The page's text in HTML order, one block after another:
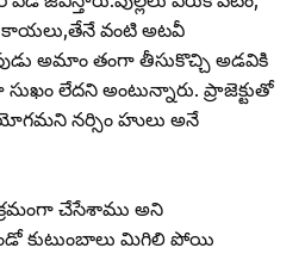
కాయలు,తేనే వంటి అటవీ
అమాం తంగా తీసుకొచ్చి అడవికి
లేదని అంటున్నారు. ప్రాజెక్టుతో
నర్సిం హులు అనే
చేసేశాము అని
కుటుంబాలు మిగిలి పోయి